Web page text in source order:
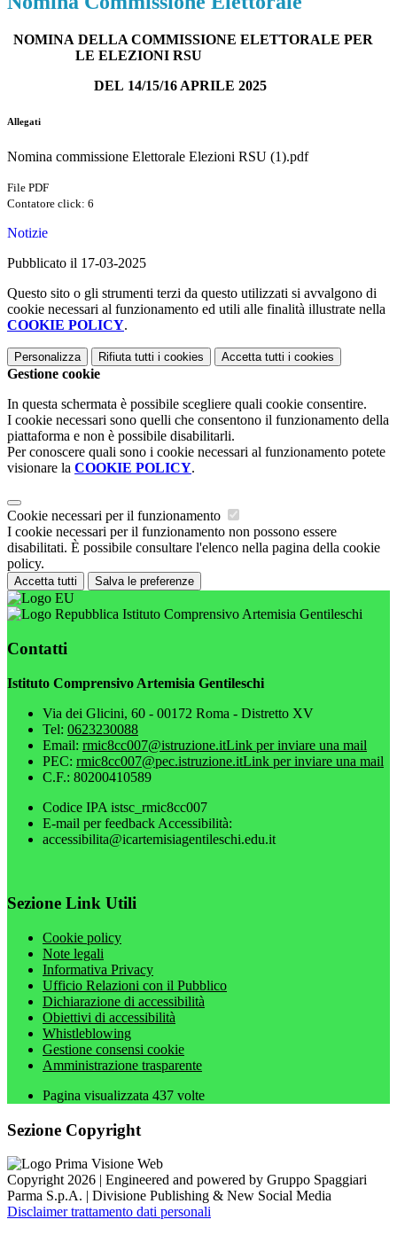
NOMINA DELLA COMMISSIONE ELETTORALE PER
LE ELEZIONI RSU
DEL 14/15/16 APRILE 2025
Allegati
Nomina commissione Elettorale Elezioni RSU (1).pdf
File PDF
Contatore click: 6
Notizie
Pubblicato il 17-03-2025
Questo sito o gli strumenti terzi da questo utilizzati si avvalgono di
cookie necessari al funzionamento ed utili alle finalità illustrate nella
COOKIE POLICY.
Personalizza Rifiuta tutti i cookies Accetta tutti i cookies
Gestione cookie
In questa schermata è possibile scegliere quali cookie consentire.
I cookie necessari sono quelli che consentono il funzionamento della
piattaforma e non è possibile disabilitarli.
Per conoscere quali sono i cookie necessari al funzionamento potete
visionare la COOKIE POLICY.
Cookie necessari per il funzionamento
I cookie necessari per il funzionamento non possono essere
disabilitati. È possibile consultare l'elenco nella pagina della cookie
policy.
Accetta tutti Salva le preferenze
Istituto Comprensivo Artemisia Gentileschi
Contatti
Istituto Comprensivo Artemisia Gentileschi
Via dei Glicini, 60 - 00172 Roma - Distretto XV
Tel: 0623230088
Email: rmic8cc007@istruzione.itLink per inviare una mail
PEC: rmic8cc007@pec.istruzione.itLink per inviare una mail
C.F.: 80200410589
Codice IPA istsc_rmic8cc007
E-mail per feedback Accessibilità:
accessibilita@icartemisiagentileschi.edu.it
Sezione Link Utili
Cookie policy
Note legali
Informativa Privacy
Ufficio Relazioni con il Pubblico
Dichiarazione di accessibilità
Obiettivi di accessibilità
Whistleblowing
Gestione consensi cookie
Amministrazione trasparente
Pagina visualizzata 437 volte
Sezione Copyright
Copyright 2026 | Engineered and powered by Gruppo Spaggiari
Parma S.p.A. | Divisione Publishing & New Social Media
Disclaimer trattamento dati personali